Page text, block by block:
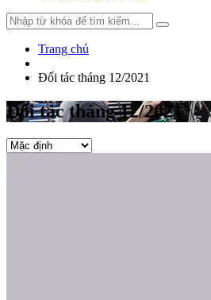
Trang chủ
Đối tác tháng 12/2021
Đối tác tháng 12/2021